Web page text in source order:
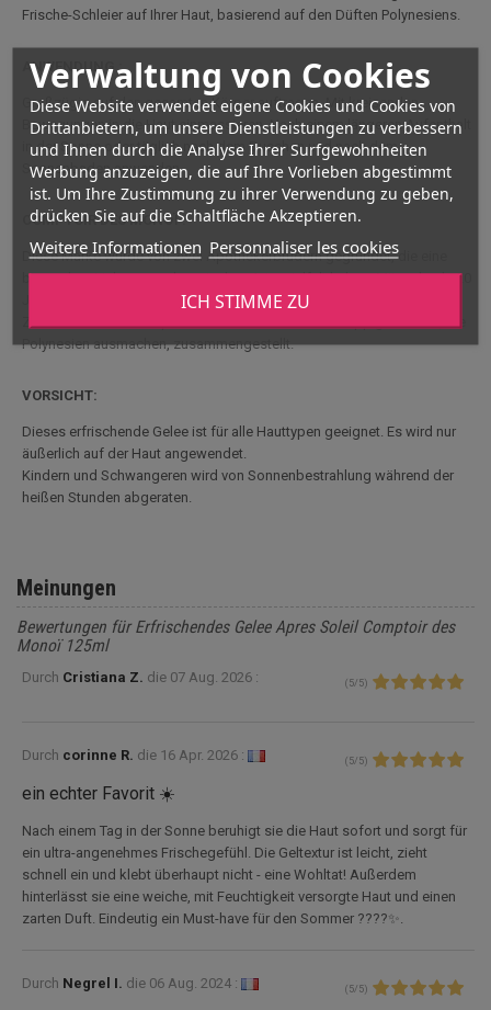
Verwaltung von Cookies
Diese Website verwendet eigene Cookies und Cookies von
Drittanbietern, um unsere Dienstleistungen zu verbessern
und Ihnen durch die Analyse Ihrer Surfgewohnheiten
Werbung anzuzeigen, die auf Ihre Vorlieben abgestimmt
ist. Um Ihre Zustimmung zu ihrer Verwendung zu geben,
drücken Sie auf die Schaltfläche Akzeptieren.
Weitere Informationen Personnaliser les cookies
ICH STIMME ZU
Frische-Schleier auf Ihrer Haut, basierend auf den Düften Polynesiens.
ANWENDUNG :
Großzügig auf den gesamten Körper auftragen. Mit kreisenden
Bewegungen in die Haut einmassieren. Nach einem längeren Aufenthalt
in der Sonne oder täglich nach dem Duschen und nach dem
Sonnenbaden anwenden.
COMPTOIR DES MONOÏ :
Diese Marke wurde von zwei Apothekerbrüdern gegründet, die eine
besondere Liebe zur polynesischen Artenvielfalt haben. Mit mehr als 20
Jahren Erfahrung werden die Produkte der Marke aus den besten
Zutaten der Pharmakopöe dieser wunderbaren und üppigen Inseln, die
Polynesien ausmachen, zusammengestellt.
VORSICHT:
Dieses erfrischende Gelee ist für alle Hauttypen geeignet. Es wird nur
äußerlich auf der Haut angewendet.
Kindern und Schwangeren wird von Sonnenbestrahlung während der
heißen Stunden abgeraten.
Meinungen
Bewertungen für Erfrischendes Gelee Apres Soleil Comptoir des
Monoï 125ml
Durch Cristiana Z. die 07 Aug. 2026 : ( 5/ 5)
Durch corinne R. die 16 Apr. 2026 : ( 5/ 5)
ein echter Favorit ☀️
Nach einem Tag in der Sonne beruhigt sie die Haut sofort und sorgt für
ein ultra-angenehmes Frischegefühl. Die Geltextur ist leicht, zieht
schnell ein und klebt überhaupt nicht - eine Wohltat! Außerdem
hinterlässt sie eine weiche, mit Feuchtigkeit versorgte Haut und einen
zarten Duft. Eindeutig ein Must-have für den Sommer ????✨.
Durch Negrel I. die 06 Aug. 2024 : ( 5/ 5)